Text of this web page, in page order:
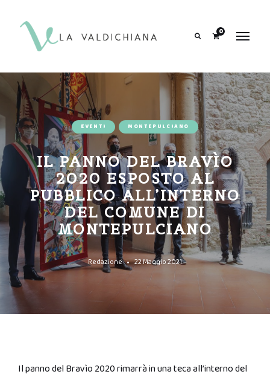
0
EVENTI MONTEPULCIANO
IL PANNO DEL BRAVÌO
2020 ESPOSTO AL
PUBBLICO ALL’INTERNO
DEL COMUNE DI
MONTEPULCIANO
Redazione 22 Maggio 2021
Il panno del Bravìo 2020 rimarrà in una teca all’interno del